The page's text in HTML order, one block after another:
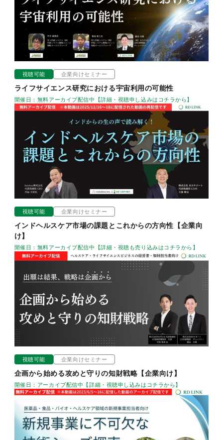
視聴可能 企業向けセミナー
ライフサイエンス研究における宇宙利用の可能性
開催日：無料アーカイブ配信中【詳細・視聴申し込みはコチラから】
視聴可能 企業向けセミナー
インドヘルスケア市場の課題とこれからの方向性【企業向
け】
開催日：無料アーカイブ配信中【詳細・視聴も売り込みはコチラから】
視聴可能 企業向けセミナー
企画から始める攻めと守りの知財戦略【企業向け】
開催日：アーカイブ配信中【詳細・視聴申し込みはコチラから】